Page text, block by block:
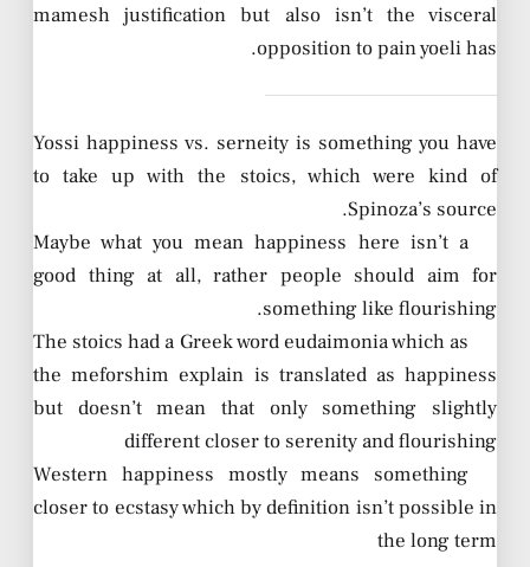
mamesh justification but also isn’t the visceral
opposition to pain yoeli has.
Yossi happiness vs. serneity is something you have
to take up with the stoics, which were kind of
Spinoza’s source.
Maybe what you mean happiness here isn’t a
good thing at all, rather people should aim for
something like flourishing.
The stoics had a Greek word eudaimonia which as
the meforshim explain is translated as happiness
but doesn’t mean that only something slightly
different closer to serenity and flourishing
Western happiness mostly means something
closer to ecstasy which by definition isn’t possible in
the long term